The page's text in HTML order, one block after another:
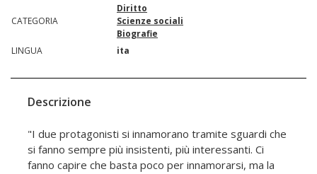
CATEGORIA
Diritto
Scienze sociali
Biografie
LINGUA
ita
Descrizione
"I due protagonisti si innamorano tramite sguardi che
si fanno sempre più insistenti, più interessanti. Ci
fanno capire che basta poco per innamorarsi, ma la